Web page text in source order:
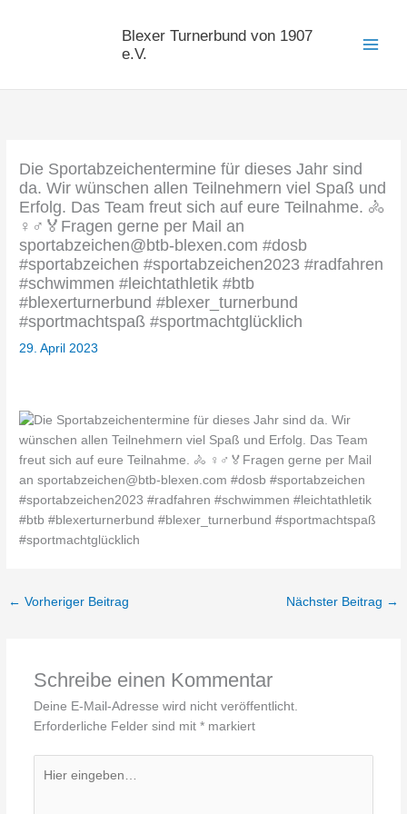
Blexer Turnerbund von 1907
e.V.
Die Sportabzeichentermine für dieses Jahr sind
da. Wir wünschen allen Teilnehmern viel Spaß und
Erfolg. Das Team freut sich auf eure Teilnahme. 🚴
‍♀️‍♂️🏅Fragen gerne per Mail an
sportabzeichen@btb-blexen.com #dosb
#sportabzeichen #sportabzeichen2023 #radfahren
#schwimmen #leichtathletik #btb
#blexerturnerbund #blexer_turnerbund
#sportmachtspaß #sportmachtglücklich
29. April 2023
← Vorheriger Beitrag Nächster Beitrag →
Schreibe einen Kommentar
Deine E-Mail-Adresse wird nicht veröffentlicht.
Erforderliche Felder sind mit *markiert
eingeben…